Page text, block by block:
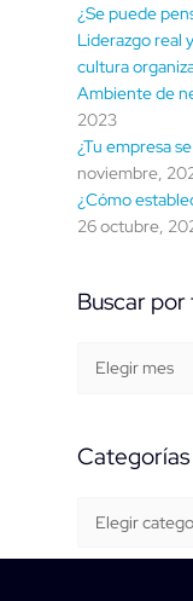
¿Se puede
Liderazgo real
cultura
Ambiente de
2023
¿Tu empresa
noviembre,
¿Cómo
26 octubre,
Buscar por
Categorías